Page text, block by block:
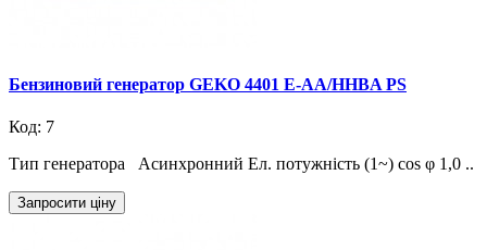
Бензиновий генератор GEKO 4401 E-AA/HHBA PS
Код: 7
Тип генератора Асинхронний Ел. потужність (1~) cos φ 1,0 ..
Запросити ціну